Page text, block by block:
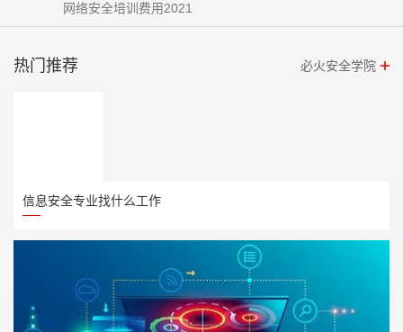
网络安全培训费用2021
热门推荐 必火安全学院
信息安全专业找什么工作